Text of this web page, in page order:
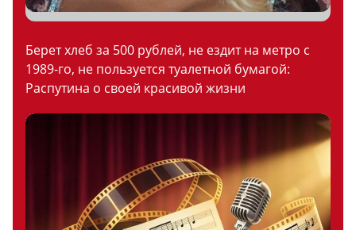
Берет хлеб за 500 рублей, не ездит на метро с
1989-го, не пользуется туалетной бумагой:
Распутина о своей красивой жизни